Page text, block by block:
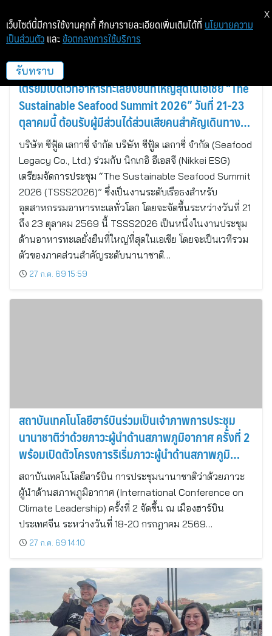
C_GEN
เตรียมเปิดเวทีอาหารทะเลยั่งยืนที่ใหญ่สุดในเอเชีย “The
Sustainable Seafood Summit 2026” วันที่ 21-23
ตุลาคมนี้ ต้อนรับผู้มีส่วนได้ส่วนเสียคนสำคัญเดินทาง
ร่วมงานด้วยตนเอง
บริษัท ซีฟู้ด เลกาซี่ จำกัด บริษัท ซีฟู้ด เลกาซี่ จำกัด (Seafood
Legacy Co., Ltd.) ร่วมกับ นิกเกอิ อีเอสจี (Nikkei ESG)
เตรียมจัดการประชุม “The Sustainable Seafood Summit
2026 (TSSS2026)” ซึ่งเป็นงานระดับเรือธงสำหรับ
อุตสาหกรรมอาหารทะเลทั่วโลก โดยจะจัดขึ้นระหว่างวันที่ 21
ถึง 23 ตุลาคม 2569 นี้ TSSS2026 เป็นหนึ่งในงานประชุม
ด้านอาหารทะเลยั่งยืนที่ใหญ่ที่สุดในเอเชีย โดยจะเป็นเวทีรวม
ตัวของภาคส่วนสำคัญระดับนานาชาติ…
27 ก.ค. 69 15:59
สถาบันเทคโนโลยีฮาร์บินร่วมเป็นเจ้าภาพการประชุม
นานาชาติว่าด้วยภาวะผู้นำด้านสภาพภูมิอากาศ ครั้งที่ 2
พร้อมเปิดตัวโครงการริเริ่มภาวะผู้นำด้านสภาพภูมิ
อากาศ
สถาบันเทคโนโลยีฮาร์บิน การประชุมนานาชาติว่าด้วยภาวะ
ผู้นำด้านสภาพภูมิอากาศ (International Conference on
Climate Leadership) ครั้งที่ 2 จัดขึ้น ณ เมืองฮาร์บิน
ประเทศจีน ระหว่างวันที่ 18-20 กรกฎาคม 2569…
27 ก.ค. 69 14:10
เว็บไซต์นี้มีการใช้งานคุกกี้ ศึกษารายละเอียดเพิ่มเติมได้ที่ นโยบายความ
เป็นส่วนตัว และ ข้อตกลงการใช้บริการ
รับทราบ
X